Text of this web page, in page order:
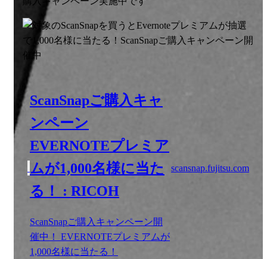
ScanSnapご購入キャ
ンペーン
EVERNOTEプレミア
ムが1,000名様に当た
る！ : RICOH
ScanSnapご購入キャンペーン開
催中！ EVERNOTEプレミアムが
1,000名様に当たる！
scansnap.fujitsu.com